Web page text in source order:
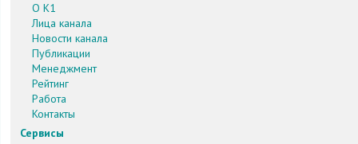
О К1
Лица канала
Новости канала
Публикации
Менеджмент
Рейтинг
Работа
Контакты
Сервисы